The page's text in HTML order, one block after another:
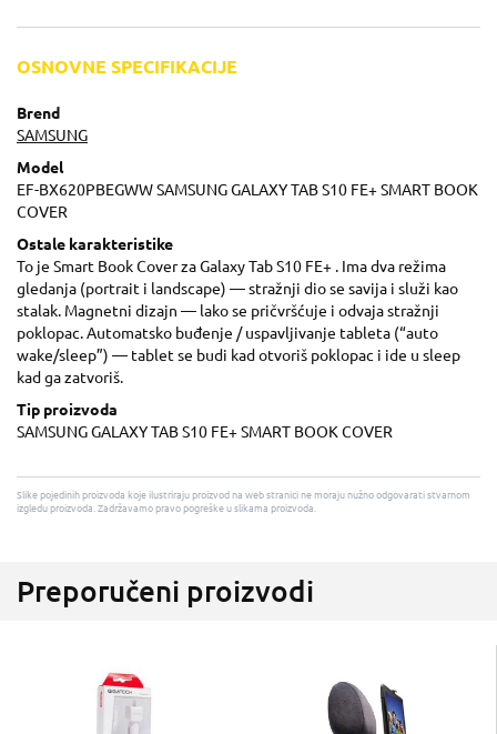
OSNOVNE SPECIFIKACIJE
Brend
SAMSUNG
Model
EF-BX620PBEGWW SAMSUNG GALAXY TAB S10 FE+ SMART BOOK
COVER
Ostale karakteristike
To je Smart Book Cover za Galaxy Tab S10 FE+ . Ima dva režima
gledanja (portrait i landscape) — stražnji dio se savija i služi kao
stalak. Magnetni dizajn — lako se pričvršćuje i odvaja stražnji
poklopac. Automatsko buđenje / uspavljivanje tableta (“auto
wake/sleep”) — tablet se budi kad otvoriš poklopac i ide u sleep
kad ga zatvoriš.
Tip proizvoda
SAMSUNG GALAXY TAB S10 FE+ SMART BOOK COVER
Slike pojedinih proizvoda koje ilustriraju proizvod na web stranici ne moraju nužno odgovarati stvarnom
izgledu proizvoda. Zadržavamo pravo pogreške u slikama proizvoda.
Preporučeni proizvodi